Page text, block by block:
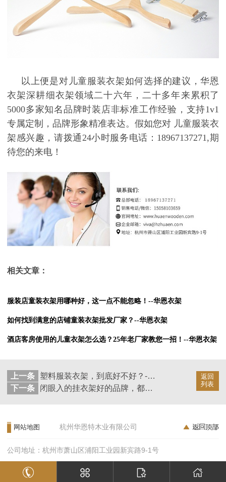
以上便是对儿童服装衣架如何选择的建议，华恩
衣架深耕细衣架领域二十六年，二十多年来累积了
5000多家知名品牌时装店非标准工作经验，支持1v1
专属定制，品牌形象精准表达。假如您对 儿童服装衣
架感兴趣，请拨通24小时服务电话： 18967137271,期
待您的来电！
相关文章：
服装店童装衣架用哪种好，这一点不能忽略！--华恩衣架
如何找到满意的店铺童装衣架批发厂家？--华恩衣架
酒店客房使用的儿童衣架怎么选？25年老厂家教您一招！--华恩衣架
返回
列表
上一条
塑料服装衣架，到底好不好？--华恩衣架
下一条
闭眼入的挂衣架好的品牌，都有这些共同特征！--华恩
网站地图 杭州华恩特木业有限公司
公司地址：杭州市萧山区浦阳工业园新宾路9-1号